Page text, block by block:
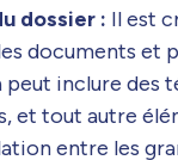
dossier : Il est
documents et
peut inclure des
et tout autre
entre les